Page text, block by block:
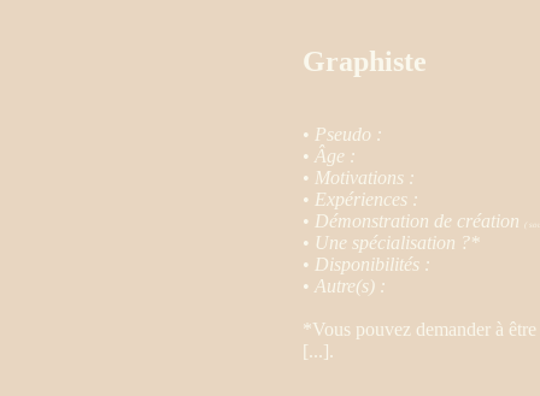
Graphiste
• Pseudo :
• Âge :
• Motivations :
• Expériences :
• Démonstration de création (
• Une spécialisation ?*
• Disponibilités :
• Autre(s) :
*Vous pouvez demander à
[...].